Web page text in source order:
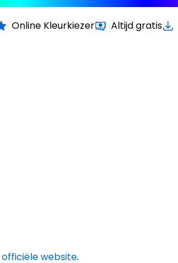
Online Kleurkiezer Altijd gratis
officiële website.